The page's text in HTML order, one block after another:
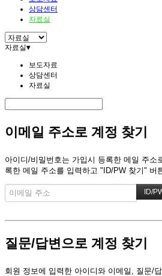
상담센터
자료실
자료실▾
보도자료
상담센터
자료실
이메일 주소로 계정 찾기
아이디/비밀번호는 가입시 등록한 메일 주소
록한 메일 주소를 입력하고 "ID/PW 찾기" 버
질문/답변으로 계정 찾기
회원 정보에 입력한 아이디와 이메일, 질문/